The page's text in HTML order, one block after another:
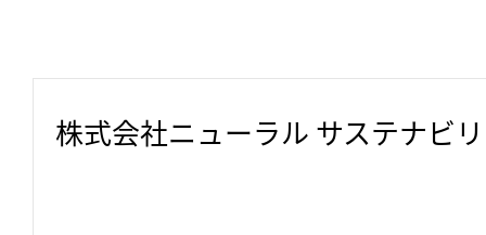
株式会社ニューラル サステナビ